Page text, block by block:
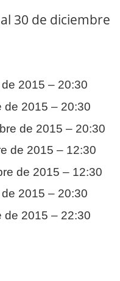
30 de diciembre
2015 – 20:30
de 2015 – 20:30
de 2015 – 20:30
de 2015 – 12:30
de 2015 – 12:30
2015 – 20:30
de 2015 – 22:30